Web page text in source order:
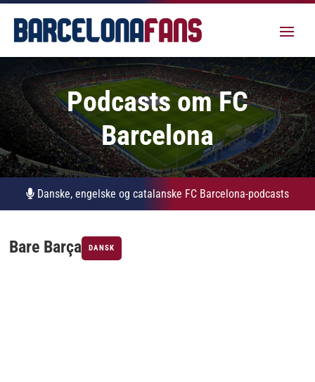
Podcasts om FC
Barcelona
Danske, engelske og catalanske FC Barcelona-podcasts
Bare Barça DANSK